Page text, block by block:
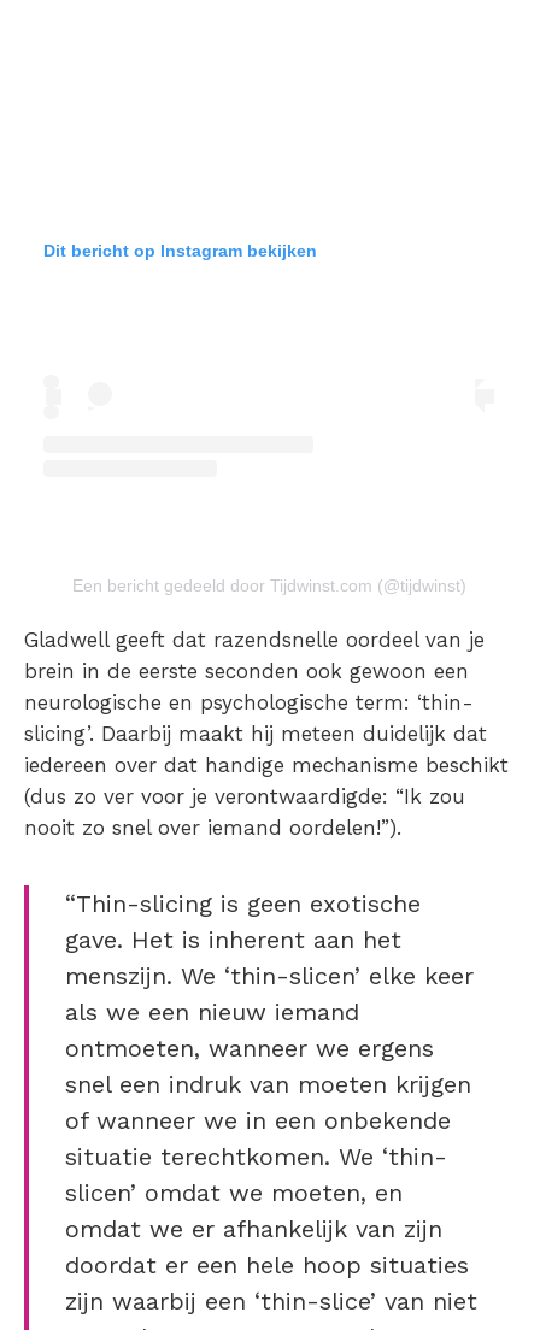
Dit bericht op Instagram bekijken
Een bericht gedeeld door Tijdwinst.com (@tijdwinst)
Gladwell geeft dat razendsnelle oordeel van je
brein in de eerste seconden ook gewoon een
neurologische en psychologische term: ‘thin-
slicing’. Daarbij maakt hij meteen duidelijk dat
iedereen over dat handige mechanisme beschikt
(dus zo ver voor je verontwaardigde: “Ik zou
nooit zo snel over iemand oordelen!”).
“Thin-slicing is geen exotische
gave. Het is inherent aan het
menszijn. We ‘thin-slicen’ elke keer
als we een nieuw iemand
ontmoeten, wanneer we ergens
snel een indruk van moeten krijgen
of wanneer we in een onbekende
situatie terechtkomen. We ‘thin-
slicen’ omdat we moeten, en
omdat we er afhankelijk van zijn
doordat er een hele hoop situaties
zijn waarbij een ‘thin-slice’ van niet